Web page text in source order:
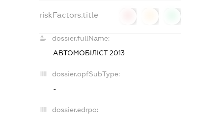
riskFactors.title
dossier.fullName:
АВТОМОБІЛІСТ 2013
dossier.opfSubType:
-
dossier.edrpo: